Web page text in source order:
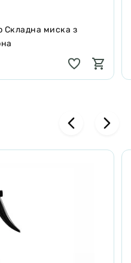
Складна миска з